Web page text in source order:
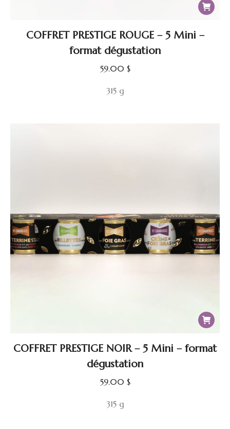
COFFRET PRESTIGE ROUGE – 5 Mini –
format dégustation
59.00 $
315 g
COFFRET PRESTIGE NOIR – 5 Mini – format
dégustation
59.00 $
315 g